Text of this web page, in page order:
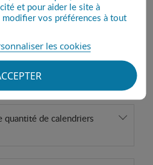
et pour aider le site à
vos préférences à tout
les cookies
je intégrer à mon
quantité de calendriers